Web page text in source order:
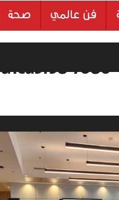
فن عالمي صحة
d1ca5f58-